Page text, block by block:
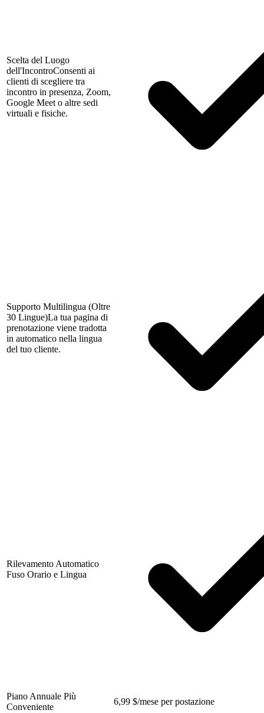
Scelta del Luogo
dell'IncontroConsenti ai
clienti di scegliere tra
incontro in presenza, Zoom,
Google Meet o altre sedi
virtuali e fisiche.
Supporto Multilingua (Oltre
30 Lingue)La tua pagina di
prenotazione viene tradotta
in automatico nella lingua
del tuo cliente.
Rilevamento Automatico
Fuso Orario e Lingua
Piano Annuale Più
Conveniente
6,99 $/mese per postazione